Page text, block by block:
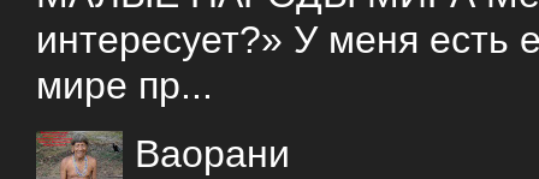
интересует?» У меня есть
мире пр...
Ваорани